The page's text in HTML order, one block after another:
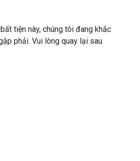
tiện này, chúng tôi đang khắc
phải. Vui lòng quay lại sau